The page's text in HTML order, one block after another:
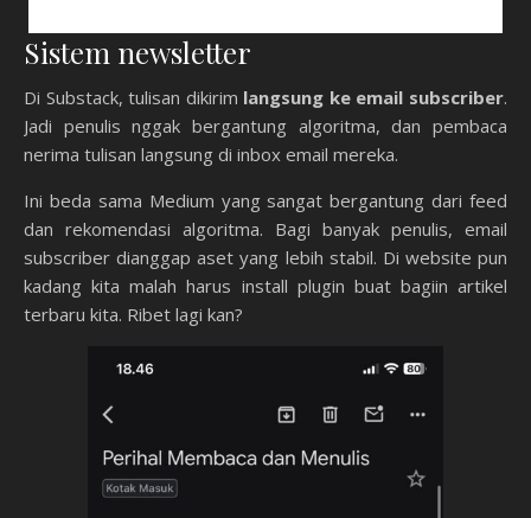
Sistem newsletter
Di Substack, tulisan dikirim langsung ke email subscriber.
Jadi penulis nggak bergantung algoritma, dan pembaca
nerima tulisan langsung di inbox email mereka.
Ini beda sama Medium yang sangat bergantung dari feed
dan rekomendasi algoritma. Bagi banyak penulis, email
subscriber dianggap aset yang lebih stabil. Di website pun
kadang kita malah harus install plugin buat bagiin artikel
terbaru kita. Ribet lagi kan?